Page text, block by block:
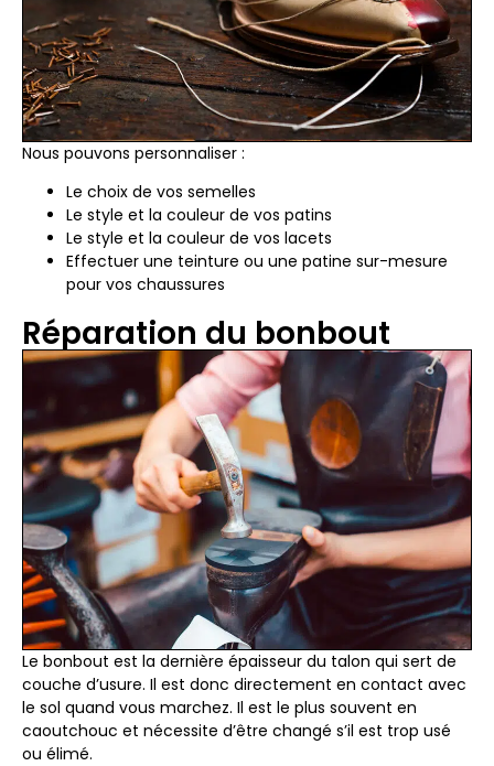
Nous pouvons personnaliser :
Le choix de vos semelles
Le style et la couleur de vos patins
Le style et la couleur de vos lacets
Effectuer une teinture ou une patine sur-mesure
pour vos chaussures
Réparation du bonbout
Le bonbout est la dernière épaisseur du talon qui sert de
couche d’usure. Il est donc directement en contact avec
le sol quand vous marchez. Il est le plus souvent en
caoutchouc et nécessite d’être changé s’il est trop usé
ou élimé.